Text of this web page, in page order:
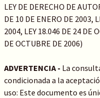
LEY DE DERECHO DE
DE 10 DE ENERO DE 2003,
2004, LEY 18.046 DE 24 DE
DE OCTUBRE DE 2006)
ADVERTENCIA - La
condicionada a la
uso: Este documento es